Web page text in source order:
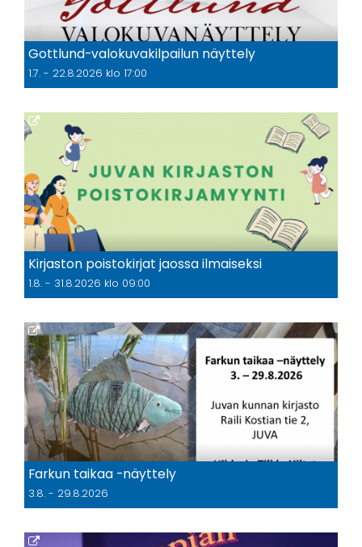
Gottlund-valokuvakilpailun näyttely
1.7. - 22.8.2026 klo 17:00
Kirjaston poistokirjat jaossa ilmaiseksi
1.8. - 31.8.2026 klo 09:00
Farkun taikaa -näyttely
3.8. - 29.8.2026